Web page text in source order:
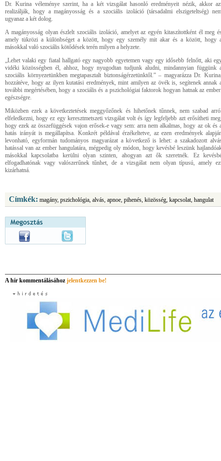
Dr. Kurina véleménye szerint, ha a két vizsgálat hasonló eredményeit nézik, akkor
realizálják, hogy a magányosság és a szociális izoláció (társadalmi elszigeteltség)
ugyanaz a két dolog.
A magányosság olyan észlelt szociális izoláció, amelyet az egyén kitaszítottként él meg
amely tükrözi a különbséget a között, hogy egy személy mit akar és a között, hogy
másokkal való szociális kötődések terén milyen a helyzete.
„Lehet valaki egy fiatal hallgató egy nagyobb egyetemen vagy egy idősebb felnőtt, aki
vidéki közösségben él, ahhoz, hogy nyugodtan tudjunk aludni, mindannyian függünk
szociális környezetünkben megtapasztalt biztonságérzetünktől.” – magyarázza Dr.
hozzátéve, hogy az ilyen kutatási eredmények, mint amilyen az övék is, segítenek annak
további megértésében, hogy a szociális és a pszichológiai faktorok hogyan hatnak az
egészségre.
Miközben ezek a következtetések meggyőzőnek és hihetőnek tűnnek, nem szabad
elfeledkezni, hogy ez egy keresztmetszeti vizsgálat volt és így legfeljebb azt erősítheti
hogy ezek az összefüggések vajon erősek-e vagy sem: arra nem alkalmas, hogy az ok és
hatás irányát is megállapítsa. Konkrét példával érzékeltetve, az ezen eredmények
levonható, egyformán tudományos magyarázat a következő is lehet: a szakadozott
hatással van az ember hangulatára, mégpedig oly módon, hogy kevésbé leszünk
másokkal kapcsolatba kerülni olyan szinten, ahogyan azt ők szeretnék. Ez
elfogadhatónak vagy valószerűnek tűnhet, de a vizsgálat nem olyan típusú, amely
kizárhatná.
Címkék: magány, pszichológia, alvás, apnoe, pihenés, közösség, kapcsolat, hangulat
A hír kommentálásához jelentkezzen be!